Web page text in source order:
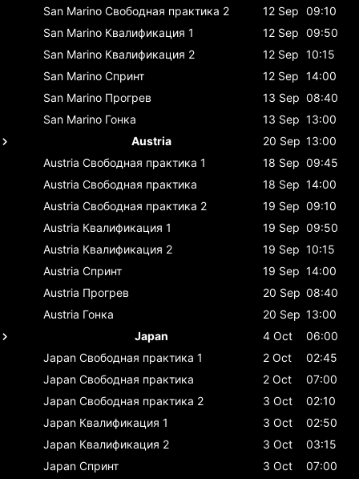
San Marino Свободная практика 2 12 Sep 09:10
San Marino Квалификация 1 12 Sep 09:50
San Marino Квалификация 2 12 Sep 10:15
San Marino Спринт 12 Sep 14:00
San Marino Прогрев 13 Sep 08:40
San Marino Гонка 13 Sep 13:00
Austria
20 Sep 13:00
Austria Свободная практика 1 18 Sep 09:45
Austria Свободная практика 18 Sep 14:00
Austria Свободная практика 2 19 Sep 09:10
Austria Квалификация 1 19 Sep 09:50
Austria Квалификация 2 19 Sep 10:15
Austria Спринт 19 Sep 14:00
Austria Прогрев 20 Sep 08:40
Austria Гонка 20 Sep 13:00
Japan
4 Oct
06:00
Japan Свободная практика 1 2 Oct
02:45
Japan Свободная практика 2 Oct
07:00
Japan Свободная практика 2 3 Oct
02:10
Japan Квалификация 1 3 Oct
02:50
Japan Квалификация 2 3 Oct
03:15
Japan Спринт 3 Oct
07:00